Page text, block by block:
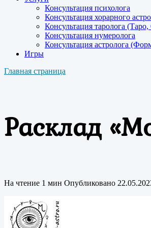
Консультация психолога
Консультация хорарного
Консультация таролога
Консультация нумеролога
Консультация астролога
Игры
Главная страница
Расклад
На чтение 1 мин Опубликовано